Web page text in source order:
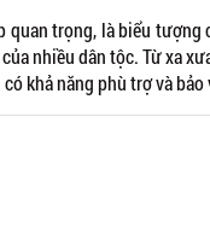
quan trọng, là biểu
nhiều dân tộc. Từ xa
khả năng phù trợ và bảo